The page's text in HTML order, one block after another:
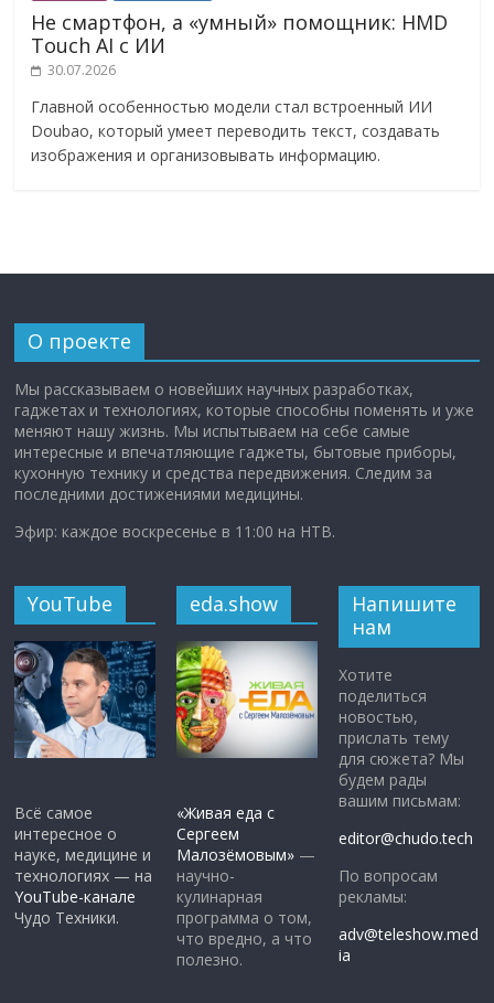
Не смартфон, а «умный» помощник: HMD
Touch AI с ИИ
30.07.2026
Главной особенностью модели стал встроенный ИИ
Doubao, который умеет переводить текст, создавать
изображения и организовывать информацию.
О проекте
Мы рассказываем о новейших научных разработках,
гаджетах и технологиях, которые способны поменять и уже
меняют нашу жизнь. Мы испытываем на себе самые
интересные и впечатляющие гаджеты, бытовые приборы,
кухонную технику и средства передвижения. Следим за
последними достижениями медицины.
Эфир: каждое воскресенье в 11:00 на НТВ.
YouTube
Всё самое
интересное о
науке, медицине и
технологиях — на
YouTube-канале
Чудо Техники.
eda.show
«Живая еда с
Сергеем
Малозёмовым» —
научно-
кулинарная
программа о том,
что вредно, а что
полезно.
Напишите
нам
Хотите
поделиться
новостью,
прислать тему
для сюжета? Мы
будем рады
вашим письмам:
editor@chudo.tech
По вопросам
рекламы:
adv@teleshow.med
ia